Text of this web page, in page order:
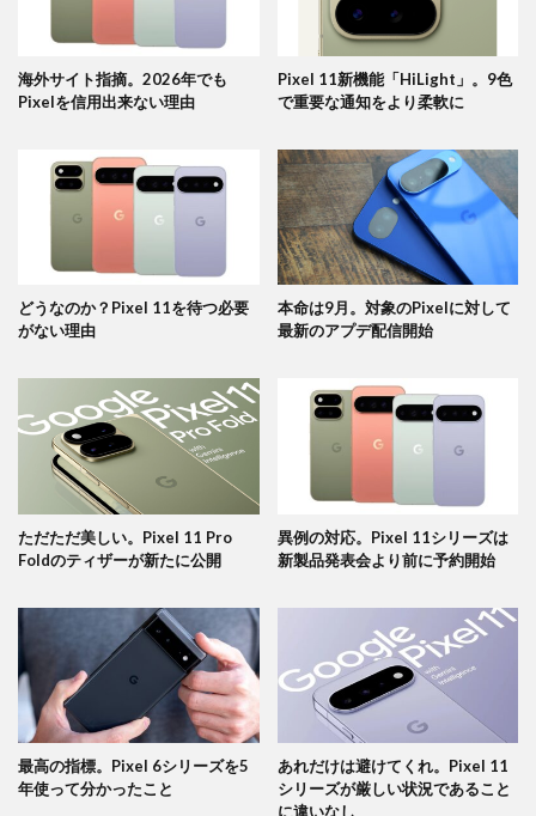
海外サイト指摘。2026年でも
Pixelを信用出来ない理由
Pixel 11新機能「HiLight」。9色
で重要な通知をより柔軟に
どうなのか？Pixel 11を待つ必要
がない理由
本命は9月。対象のPixelに対して
最新のアプデ配信開始
ただただ美しい。Pixel 11 Pro
Foldのティザーが新たに公開
異例の対応。Pixel 11シリーズは
新製品発表会より前に予約開始
最高の指標。Pixel 6シリーズを5
年使って分かったこと
あれだけは避けてくれ。Pixel 11
シリーズが厳しい状況であること
に違いなし